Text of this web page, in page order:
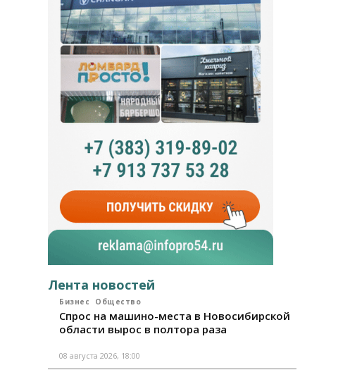
Лента новостей
Бизнес Общество
Спрос на машино-места в Новосибирской
области вырос в полтора раза
08 августа 2026, 18:00